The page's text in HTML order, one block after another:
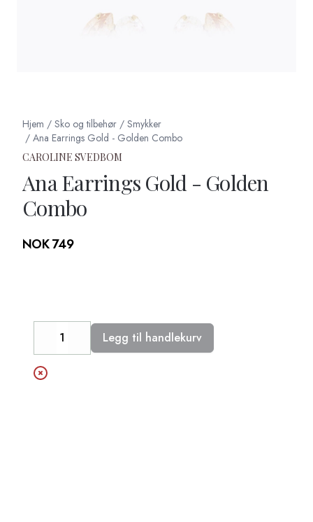
Hjem / Sko og tilbehør / Smykker
/ Ana Earrings Gold - Golden Combo
CAROLINE SVEDBOM
Ana Earrings Gold - Golden
Combo
Produktdetaljer
NOK 749
DecreaseIncreaseLegg til handlekurv